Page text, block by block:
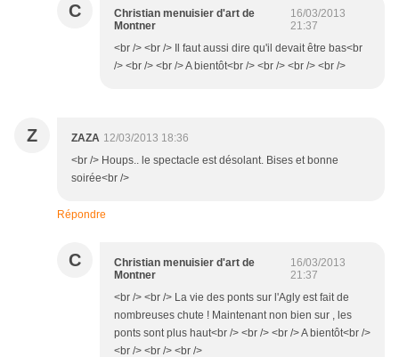
C
Christian menuisier d'art de
Montner
16/03/2013
21:37
<br /> <br /> Il faut aussi dire qu'il devait être bas<br
/> <br /> <br /> A bientôt<br /> <br /> <br /> <br />
Z ZAZA 12/03/2013 18:36
<br /> Houps.. le spectacle est désolant. Bises et bonne
soirée<br />
Répondre
C
Christian menuisier d'art de
Montner
16/03/2013
21:37
<br /> <br /> La vie des ponts sur l'Agly est fait de
nombreuses chute ! Maintenant non bien sur , les
ponts sont plus haut<br /> <br /> <br /> A bientôt<br />
<br /> <br /> <br />